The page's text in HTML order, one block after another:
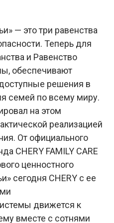
— это три равенства
Теперь для
и Равенство
обеспечивают
решения в
семей по всему миру.
на этом
реализацией
От официального
CHERY FAMILY CARE
ценностного
сегодня CHERY с ее
движется к
вместе с сотнями